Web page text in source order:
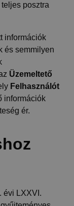
posztra
információk
és semmilyen
Üzemeltető
Felhasználót
információk
ér.
évi LXXVI.